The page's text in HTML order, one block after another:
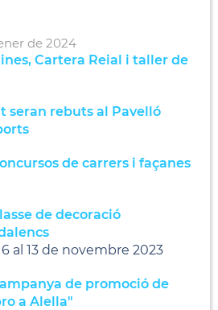
de 2024
Cartera Reial i taller de
seran rebuts al Pavelló
de carrers i façanes
de decoració
al 13 de novembre 2023
de promoció de
a Alella"